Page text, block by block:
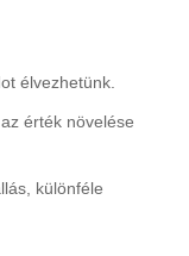
élvezhetünk.
érték növelése
különféle